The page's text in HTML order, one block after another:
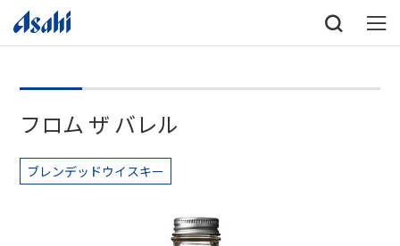
フロム ザ バレル
ブレンデッドウイスキー